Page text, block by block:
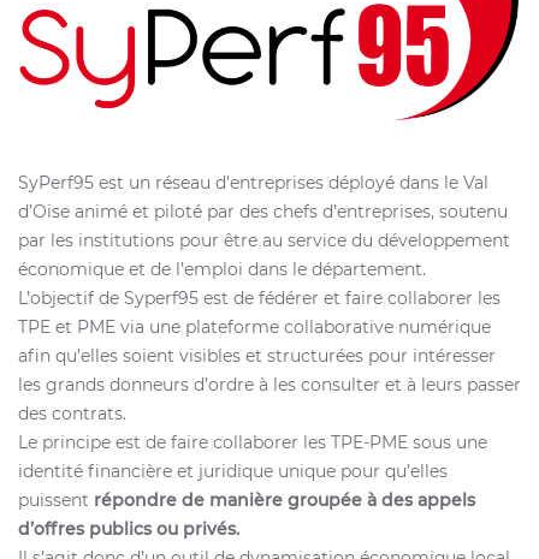
SyPerf95 est un réseau d’entreprises déployé dans le Val
d’Oise animé et piloté par des chefs d’entreprises, soutenu
par les institutions pour être au service du développement
économique et de l’emploi dans le département.
L’objectif de Syperf95 est de fédérer et faire collaborer les
TPE et PME via une plateforme collaborative numérique
afin qu’elles soient visibles et structurées pour intéresser
les grands donneurs d’ordre à les consulter et à leurs passer
des contrats.
Le principe est de faire collaborer les TPE-PME sous une
identité financière et juridique unique pour qu’elles
puissent répondre de manière groupée à des appels
d’offres publics ou privés.